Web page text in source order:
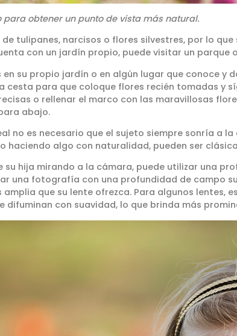
para obtener un punto de vista más natural.
tulipanes, narcisos o flores silvestres, por lo
con un jardín propio, puede visitar un
su propio jardín o en algún lugar que conoce y
cesta para que coloque flores recién tomadas y
o rellenar el marco con las maravillosas
abajo.
no es necesario que el sujeto siempre sonría a
haciendo algo con naturalidad, pueden ser
su hija mirando a la cámara, puede utilizar una
una fotografía con una profundidad de campo
que su lente ofrezca. Para algunos lentes,
difuminan con suavidad, lo que brinda más